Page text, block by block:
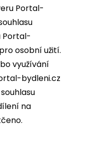
Portal-
Portal-
osobní užití.
využívání
bydleni.cz
na